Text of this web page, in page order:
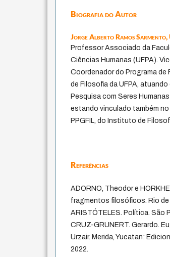
Biografia do Autor
Jorge Alberto Ramos Sarmento,
Professor Associado da
Ciências Humanas (UFPA).
Coordenador do Programa de
de Filosofia da UFPA,
Pesquisa com Seres
estando vinculado também
PPGFIL, do Instituto de
Referências
ADORNO, Theodor e
fragmentos filosóficos. Rio de
ARISTÓTELES. Política. São
CRUZ-GRUNERT. Gerardo.
Urzair. Merida, Yucatan:
2022.